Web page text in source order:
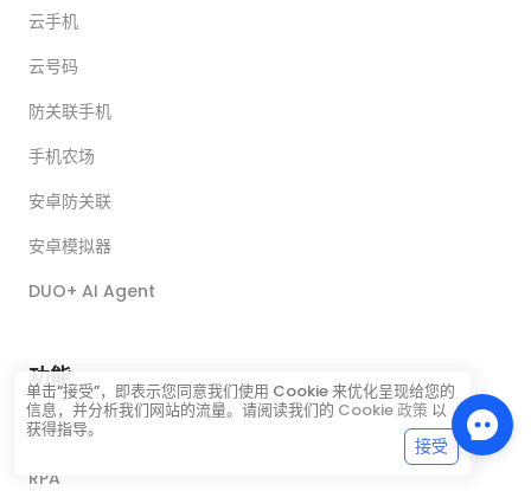
云手机
云号码
防关联手机
手机农场
安卓防关联
安卓模拟器
DUO+ AI Agent
功能
操作同步
RPA
单击“接受”，即表示您同意我们使用 Cookie 来优化呈现给您的
信息，并分析我们网站的流量。请阅读我们的 Cookie 政策 以
获得指导。
接受